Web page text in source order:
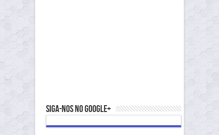
Siga-nos no Google+